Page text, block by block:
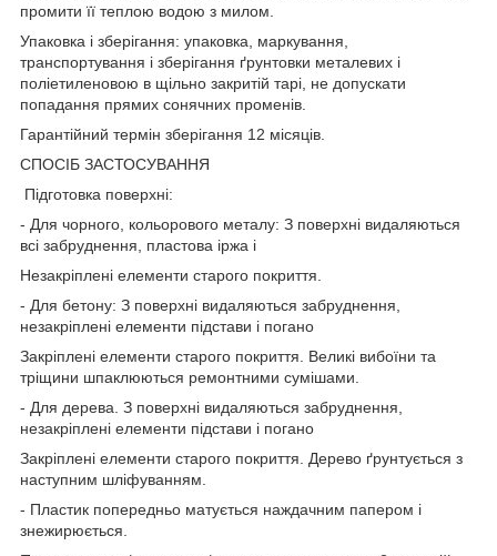
промити її теплою водою з милом.
Упаковка і зберігання: упаковка, маркування,
транспортування і зберігання ґрунтовки металевих і
поліетиленовою в щільно закритій тарі, не допускати
попадання прямих сонячних променів.
Гарантійний термін зберігання 12 місяців.
СПОСІБ ЗАСТОСУВАННЯ
Підготовка поверхні:
- Для чорного, кольорового металу: З поверхні видаляються
всі забруднення, пластова іржа і
Незакріплені елементи старого покриття.
- Для бетону: З поверхні видаляються забруднення,
незакріплені елементи підстави і погано
Закріплені елементи старого покриття. Великі вибоїни та
тріщини шпаклюються ремонтними сумішами.
- Для дерева. З поверхні видаляються забруднення,
незакріплені елементи підстави і погано
Закріплені елементи старого покриття. Дерево ґрунтується з
наступним шліфуванням.
- Пластик попередньо матується наждачним папером і
знежирюється.